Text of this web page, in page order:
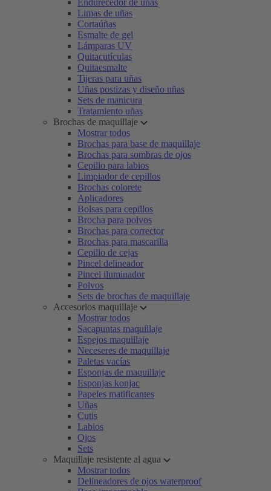
Endurecedor de uñas
Limas de uñas
Cortaúñas
Esmalte de gel
Lámparas UV
Quitacutículas
Quitaesmalte
Tijeras para uñas
Uñas postizas y diseño uñas
Sets de manicura
Tratamiento uñas
Brochas de maquillaje
Mostrar todos
Brochas para base de maquillaje
Brochas para sombras de ojos
Cepillo para labios
Limpiador de cepillos
Brochas colorete
Aplicadores
Bolsas para cepillos
Brocha para polvos
Brochas para corrector
Brochas para mascarilla
Cepillo de cejas
Pincel delineador
Pincel iluminador
Polvos
Sets de brochas de maquillaje
Accesorios maquillaje
Mostrar todos
Sacapuntas maquillaje
Espejos maquillaje
Neceseres de maquillaje
Paletas vacías
Esponjas de maquillaje
Esponjas konjac
Papeles matificantes
Uñas
Cutis
Labios
Ojos
Sets
Maquillaje resistente al agua
Mostrar todos
Delineadores de ojos waterproof